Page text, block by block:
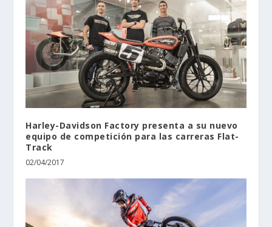
Harley-Davidson Factory presenta a su nuevo
equipo de competición para las carreras Flat-
Track
02/04/2017